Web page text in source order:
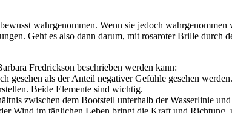
wahrgenommen. Wenn sie jedoch wahrgenommen
Geht es also dann darum, mit rosaroter Brille durch
Fredrickson beschrieben werden kann:
als der Anteil negativer Gefühle gesehen
Beide Elemente sind wichtig.
zwischen dem Bootsteil unterhalb der Wasserlinie